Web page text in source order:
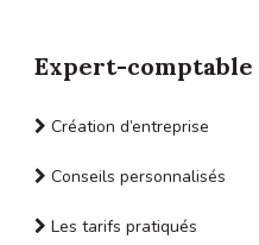
Expert-comptable
Création d’entreprise
Conseils personnalisés
Les tarifs pratiqués